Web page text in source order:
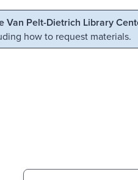
Van Pelt-Dietrich Library
how to request materials.